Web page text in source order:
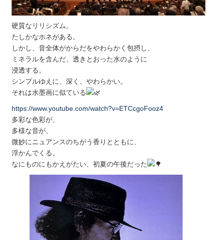
硬質なリリシズム。
たしかなホネがある。
しかし、音全体がからだをやわらかく包摂し、
ミネラルを含んだ、透きとおった水のように
浸透する。
シンプルゆえに、深く、やわらかい。
それは水墨画に似ている
https://www.youtube.com/watch?v=ETCcgoFooz4
多彩な色彩が、
多様な音が、
微妙にニュアンスのちがう香りとともに、
浮かんでくる。
なにものにもかえがたい、初夏の午後だった